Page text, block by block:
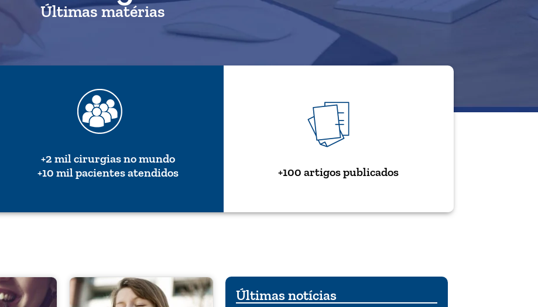
Últimas matérias
+2 mil cirurgias no mundo
+10 mil pacientes atendidos
+100 artigos publicados
Últimas notícias